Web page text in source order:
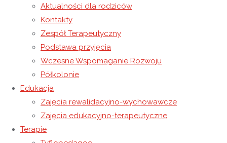
Aktualności dla rodziców
Kontakty
Zespół Terapeutyczny
Podstawa przyjęcia
Wczesne Wspomaganie Rozwoju
Półkolonie
Edukacja
Zajęcia rewalidacyjno-wychowawcze
Zajęcia edukacyjno-terapeutyczne
Terapie
Niepubliczny Ośrodek Rewalidacyjno-Wychowawczy
Caritas w Wysokiej
Wysoka 49
37-100 Łańcut
Email: kontakt@osrodekwysoka.pl
Telefon: (17) 22 58 055